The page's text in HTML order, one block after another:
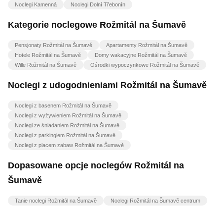
Noclegi Kamenná
Noclegi Dolní Třebonín
Kategorie noclegowe Rožmitál na Šumavě
Pensjonaty Rožmitál na Šumavě
Apartamenty Rožmitál na Šumavě
Hotele Rožmitál na Šumavě
Domy wakacyjne Rožmitál na Šumavě
Wille Rožmitál na Šumavě
Ośrodki wypoczynkowe Rožmitál na Šumavě
Noclegi z udogodnieniami Rožmitál na Šumavě
Noclegi z basenem Rožmitál na Šumavě
Noclegi z wyżywieniem Rožmitál na Šumavě
Noclegi ze śniadaniem Rožmitál na Šumavě
Noclegi z parkingiem Rožmitál na Šumavě
Noclegi z placem zabaw Rožmitál na Šumavě
Dopasowane opcje noclegów Rožmitál na
Šumavě
Tanie noclegi Rožmitál na Šumavě Noclegi Rožmitál na Šumavě centrum